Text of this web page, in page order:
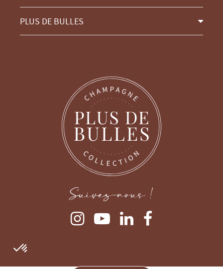
PLUS DE BULLES
Suivez-nous !